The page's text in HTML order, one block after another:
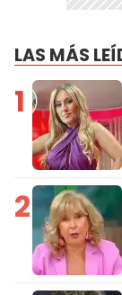
LAS MÁS
1
2